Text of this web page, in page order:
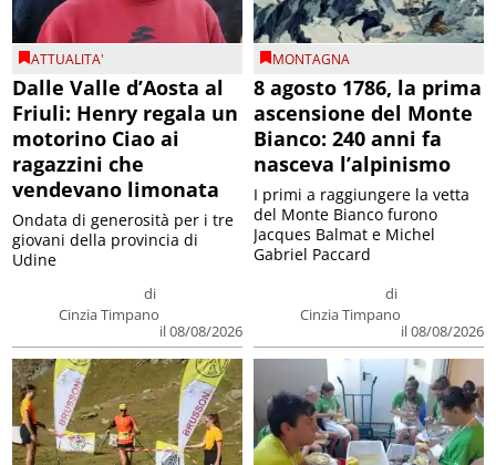
ATTUALITA'
Dalle Valle d’Aosta al
Friuli: Henry regala un
motorino Ciao ai
ragazzini che
vendevano limonata
di
Cinzia Timpano
il 08/08/2026
Ondata di generosità per i tre
giovani della provincia di
Udine
MONTAGNA
8 agosto 1786, la prima
ascensione del Monte
Bianco: 240 anni fa
nasceva l’alpinismo
di
Cinzia Timpano
il 08/08/2026
I primi a raggiungere la vetta
del Monte Bianco furono
Jacques Balmat e Michel
Gabriel Paccard